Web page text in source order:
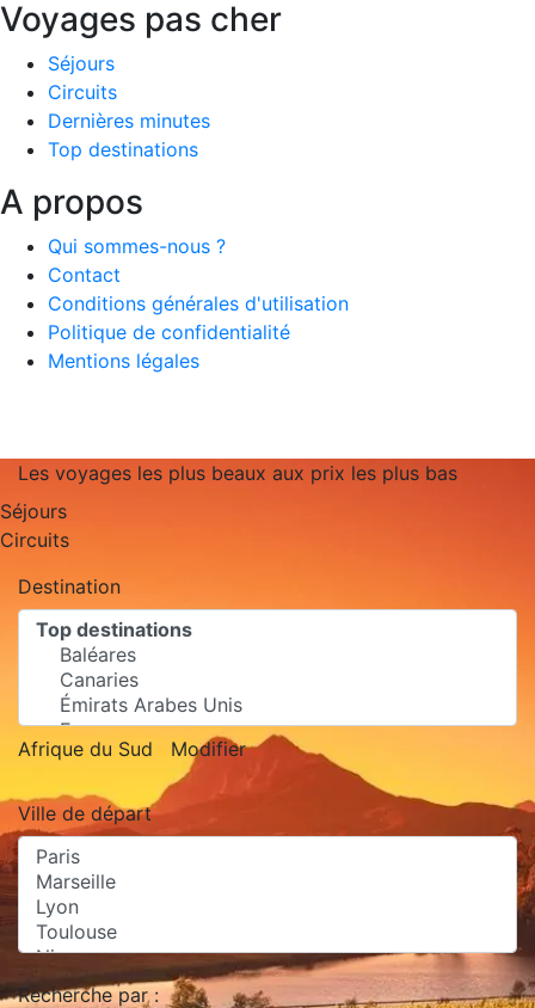
Voyages pas cher
Séjours
Circuits
Dernières minutes
Top destinations
A propos
Qui sommes-nous ?
Contact
Conditions générales d'utilisation
Politique de confidentialité
Mentions légales
Les voyages les plus beaux aux prix les plus bas
Séjours
Circuits
Destination
Afrique du Sud Modifier
Ville de départ
Recherche par :